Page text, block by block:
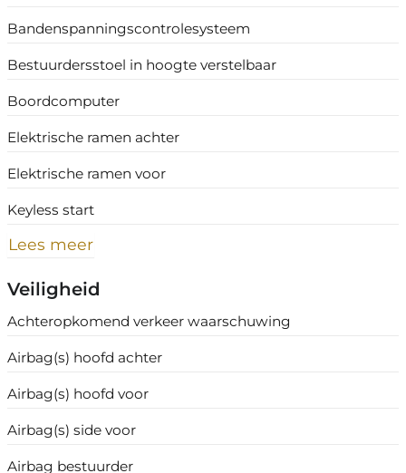
Bandenspanningscontrolesysteem
Bestuurdersstoel in hoogte verstelbaar
Boordcomputer
Elektrische ramen achter
Elektrische ramen voor
Keyless start
Lees meer
Veiligheid
Achteropkomend verkeer waarschuwing
Airbag(s) hoofd achter
Airbag(s) hoofd voor
Airbag(s) side voor
Airbag bestuurder